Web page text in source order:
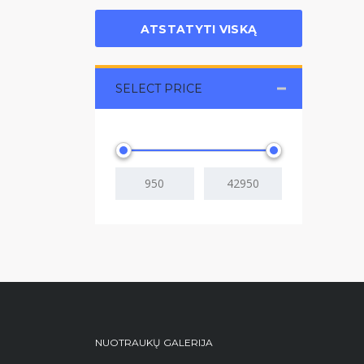
ATSTATYTI VISKĄ
SELECT PRICE
NUOTRAUKŲ GALERIJA